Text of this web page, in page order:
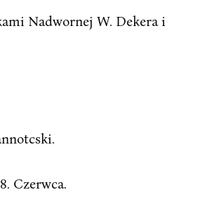
Nadwornej W. Dekera i
Czerwca.